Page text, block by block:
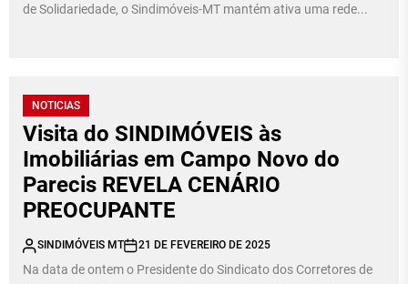
de Solidariedade, o Sindimóveis-MT mantém ativa uma rede...
NOTICIAS
Visita do SINDIMÓVEIS às
Imobiliárias em Campo Novo do
Parecis REVELA CENÁRIO
PREOCUPANTE
SINDIMÓVEIS MT 21 DE FEVEREIRO DE 2025
Na data de ontem o Presidente do Sindicato dos Corretores de